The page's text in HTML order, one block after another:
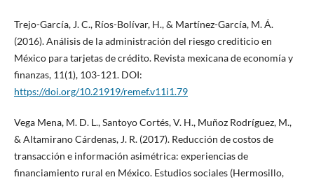
Trejo-García, J. C., Ríos-Bolívar, H., & Martínez-García, M. Á.
(2016). Análisis de la administración del riesgo crediticio en
México para tarjetas de crédito. Revista mexicana de economía y
finanzas, 11(1), 103-121. DOI:
https://doi.org/10.21919/remef.v11i1.79
Vega Mena, M. D. L., Santoyo Cortés, V. H., Muñoz Rodríguez, M.,
& Altamirano Cárdenas, J. R. (2017). Reducción de costos de
transacción e información asimétrica: experiencias de
financiamiento rural en México. Estudios sociales (Hermosillo,